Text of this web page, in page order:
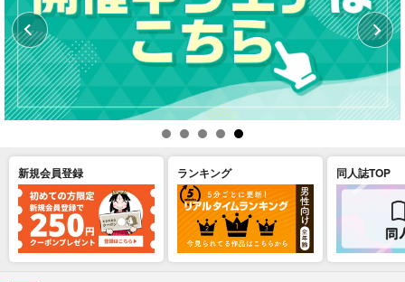
新規会員登録 ランキング 同人誌TOP